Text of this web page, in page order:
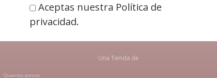
Aceptas nuestra Política de
privacidad.
Una Tienda de
Quienes somos